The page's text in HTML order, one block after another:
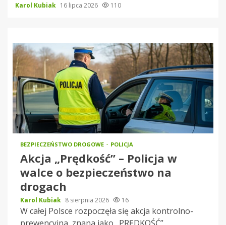
Karol Kubiak 16 lipca 2026 110
BEZPIECZEŃSTWO DROGOWE POLICJA
Akcja „Prędkość” – Policja w
walce o bezpieczeństwo na
drogach
Karol Kubiak 8 sierpnia 2026 16
W całej Polsce rozpoczęła się akcja kontrolno-